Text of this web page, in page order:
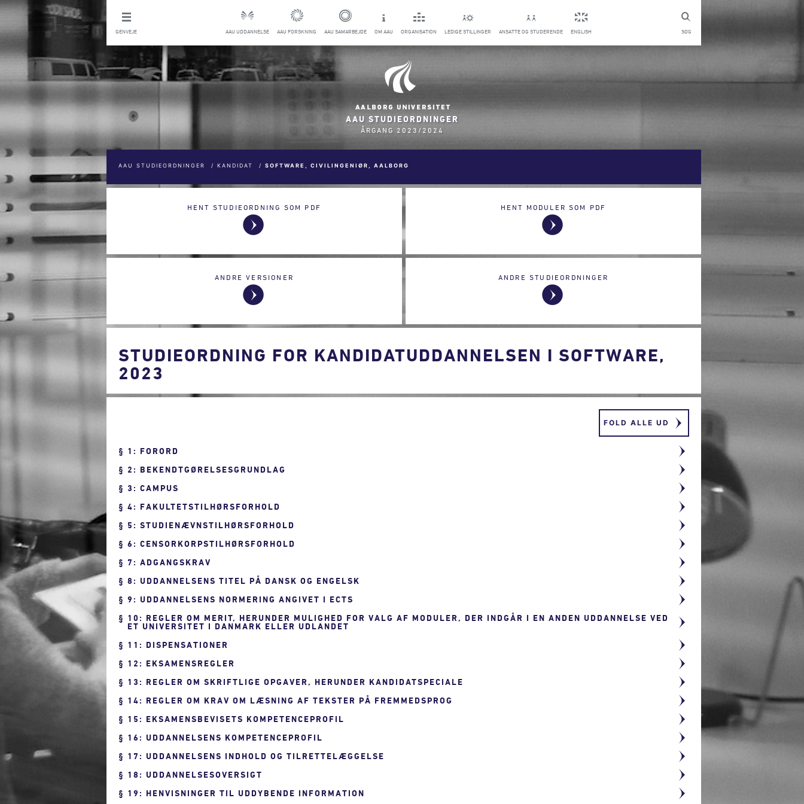
SØG
GENVEJE AAU UDDANNELSE AAU FORSKNING AAU SAMARBEJDE OM AAU ORGANISATION LEDIGE STILLINGER ANSATTE OG STUDERENDE ENGLISH
AAU STUDIEORDNINGER
ÅRGANG 2023/2024
AAU STUDIEORDNINGER / KANDIDAT / SOFTWARE, CIVILINGENIØR, AALBORG
HENT STUDIEORDNING SOM PDF HENT MODULER SOM PDF
ANDRE VERSIONER ANDRE STUDIEORDNINGER
STUDIEORDNING FOR KANDIDATUDDANNELSEN I SOFTWARE,
2023
FOLD ALLE UD
1: FORORD
2: BEKENDTGØRELSESGRUNDLAG
3: CAMPUS
4: FAKULTETSTILHØRSFORHOLD
5: STUDIENÆVNSTILHØRSFORHOLD
6: CENSORKORPSTILHØRSFORHOLD
7: ADGANGSKRAV
8: UDDANNELSENS TITEL PÅ DANSK OG ENGELSK
9: UDDANNELSENS NORMERING ANGIVET I ECTS
10: REGLER OM MERIT, HERUNDER MULIGHED FOR VALG AF MODULER, DER INDGÅR I EN ANDEN UDDANNELSE VED
ET UNIVERSITET I DANMARK ELLER UDLANDET
11: DISPENSATIONER
12: EKSAMENSREGLER
13: REGLER OM SKRIFTLIGE OPGAVER, HERUNDER KANDIDATSPECIALE
14: REGLER OM KRAV OM LÆSNING AF TEKSTER PÅ FREMMEDSPROG
15: EKSAMENSBEVISETS KOMPETENCEPROFIL
16: UDDANNELSENS KOMPETENCEPROFIL
17: UDDANNELSENS INDHOLD OG TILRETTELÆGGELSE
18: UDDANNELSESOVERSIGT
19: HENVISNINGER TIL UDDYBENDE INFORMATION